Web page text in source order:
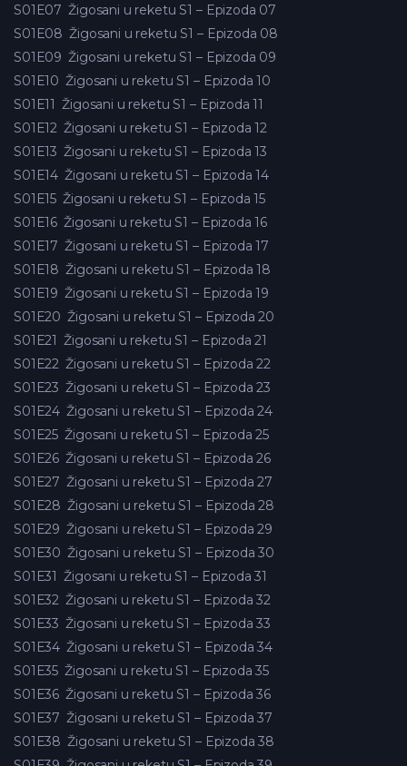
S01E07 Žigosani u reketu S1 – Epizoda 07
S01E08 Žigosani u reketu S1 – Epizoda 08
S01E09 Žigosani u reketu S1 – Epizoda 09
S01E10 Žigosani u reketu S1 – Epizoda 10
S01E11 Žigosani u reketu S1 – Epizoda 11
S01E12 Žigosani u reketu S1 – Epizoda 12
S01E13 Žigosani u reketu S1 – Epizoda 13
S01E14 Žigosani u reketu S1 – Epizoda 14
S01E15 Žigosani u reketu S1 – Epizoda 15
S01E16 Žigosani u reketu S1 – Epizoda 16
S01E17 Žigosani u reketu S1 – Epizoda 17
S01E18 Žigosani u reketu S1 – Epizoda 18
S01E19 Žigosani u reketu S1 – Epizoda 19
S01E20 Žigosani u reketu S1 – Epizoda 20
S01E21 Žigosani u reketu S1 – Epizoda 21
S01E22 Žigosani u reketu S1 – Epizoda 22
S01E23 Žigosani u reketu S1 – Epizoda 23
S01E24 Žigosani u reketu S1 – Epizoda 24
S01E25 Žigosani u reketu S1 – Epizoda 25
S01E26 Žigosani u reketu S1 – Epizoda 26
S01E27 Žigosani u reketu S1 – Epizoda 27
S01E28 Žigosani u reketu S1 – Epizoda 28
S01E29 Žigosani u reketu S1 – Epizoda 29
S01E30 Žigosani u reketu S1 – Epizoda 30
S01E31 Žigosani u reketu S1 – Epizoda 31
S01E32 Žigosani u reketu S1 – Epizoda 32
S01E33 Žigosani u reketu S1 – Epizoda 33
S01E34 Žigosani u reketu S1 – Epizoda 34
S01E35 Žigosani u reketu S1 – Epizoda 35
S01E36 Žigosani u reketu S1 – Epizoda 36
S01E37 Žigosani u reketu S1 – Epizoda 37
S01E38 Žigosani u reketu S1 – Epizoda 38